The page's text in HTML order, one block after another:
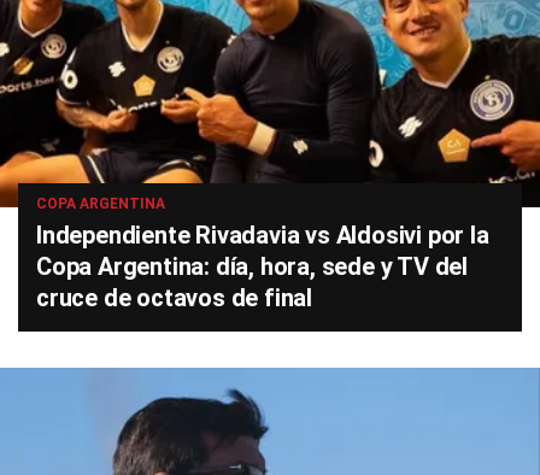
COPA ARGENTINA
Independiente Rivadavia vs Aldosivi por la
Copa Argentina: día, hora, sede y TV del
cruce de octavos de final